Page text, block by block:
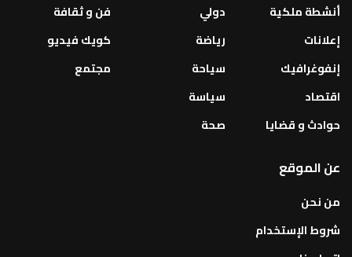
أنشطة ملكية
إعلانات
إنفوغرافيك
اقتصاد
حوادث و قضايا
دولي
رياضة
سياحة
سياسة
صحة
فن و ثقافة
كويك فيديو
مجتمع
عن الموقع
من نحن
شروط الإستخدام